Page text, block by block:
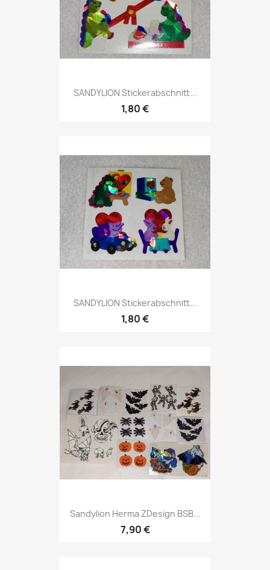
SANDYLION Stickerabschnitt...
1,80 €
SANDYLION Stickerabschnitt...
1,80 €
Sandylion Herma ZDesign BSB...
7,90 €